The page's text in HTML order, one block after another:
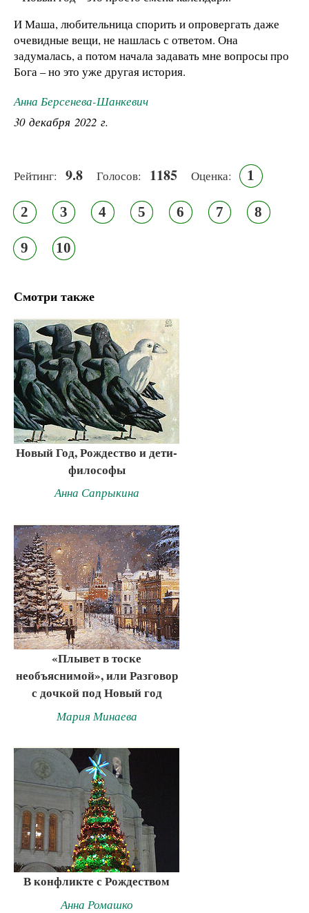
И Маша, любительница спорить и опровергать даже
очевидные вещи, не нашлась с ответом. Она
задумалась, а потом начала задавать мне вопросы про
Бога – но это уже другая история.
Анна Берсенева-Шанкевич
30 декабря 2022 г.
Рейтинг: 9.8 Голосов: 1185 Оценка: 1
2 3 4 5 6 7 8
9 10
Смотри также
Новый Год, Рождество и дети-
философы
Анна Сапрыкина
«Плывет в тоске
необъяснимой», или Разговор
с дочкой под Новый год
Мария Минаева
В конфликте с Рождеством
Анна Ромашко